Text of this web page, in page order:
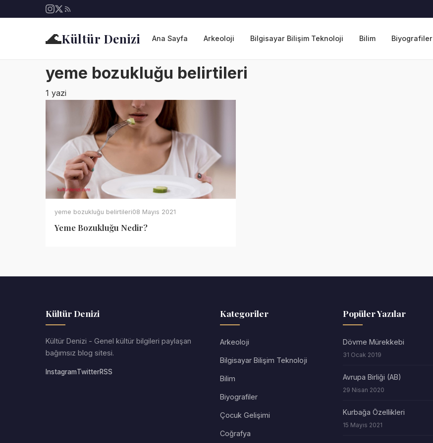
🌊Kültür Denizi Ana Sayfa Arkeoloji Bilgisayar Bilişim Teknoloji Bilim Biyografiler
yeme bozukluğu belirtileri
1 yazi
yeme bozukluğu belirtileri08 Mayıs 2021
Yeme Bozukluğu Nedir?
Kültür Denizi
Kültür Denizi - Genel kültür bilgileri paylaşan
bağımsız blog sitesi.
InstagramTwitterRSS
Kategoriler
Arkeoloji
Bilgisayar Bilişim Teknoloji
Bilim
Biyografiler
Çocuk Gelişimi
Coğrafya
Popüler Yazılar
Dövme Mürekkebi
31 Ocak 2019
Avrupa Birliği (AB)
29 Nisan 2020
Kurbağa Özellikleri
15 Mayıs 2021